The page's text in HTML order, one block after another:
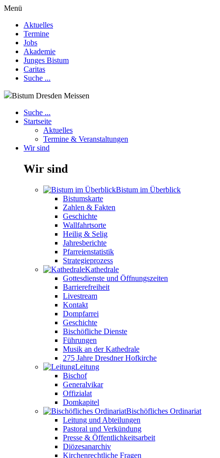
Menü
Aktuelles
Termine
Jobs
Akademie
Junges Bistum
Caritas
Suche ...
Bistum Dresden Meissen
Suche ...
Startseite
Aktuelles
Termine & Veranstaltungen
Wir sind
Wir sind
Bistum im Überblick
Bistumskarte
Zahlen & Fakten
Geschichte
Wallfahrtsorte
Heilig & Selig
Jahresberichte
Pfarreienstatistik
Strategieprozess
Kathedrale
Gottesdienste und Öffnungszeiten
Barrierefreiheit
Livestream
Kontakt
Dompfarrei
Geschichte
Bischöfliche Dienste
Führungen
Musik an der Kathedrale
275 Jahre Dresdner Hofkirche
Leitung
Bischof
Generalvikar
Offizialat
Domkapitel
Bischöfliches Ordinariat
Leitung und Abteilungen
Pastoral und Verkündung
Presse & Öffentlichkeitsarbeit
Diözesanarchiv
Kirchenrechtliche Fragen